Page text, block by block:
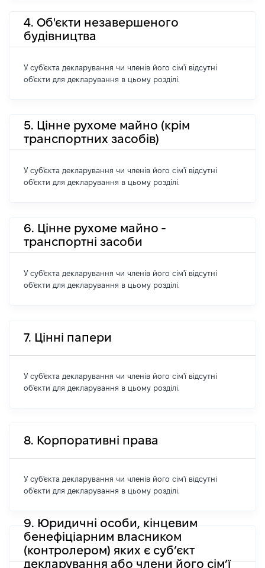
4. Об'єкти незавершеного
будівництва
У суб'єкта декларування чи членів його сім'ї відсутні
об'єкти для декларування в цьому розділі.
5. Цінне рухоме майно (крім
транспортних засобів)
У суб'єкта декларування чи членів його сім'ї відсутні
об'єкти для декларування в цьому розділі.
6. Цінне рухоме майно -
транспортні засоби
У суб'єкта декларування чи членів його сім'ї відсутні
об'єкти для декларування в цьому розділі.
7. Цінні папери
У суб'єкта декларування чи членів його сім'ї відсутні
об'єкти для декларування в цьому розділі.
8. Корпоративні права
У суб'єкта декларування чи членів його сім'ї відсутні
об'єкти для декларування в цьому розділі.
9. Юридичні особи, кінцевим
бенефіціарним власником
(контролером) яких є суб’єкт
декларування або члени його сім’ї